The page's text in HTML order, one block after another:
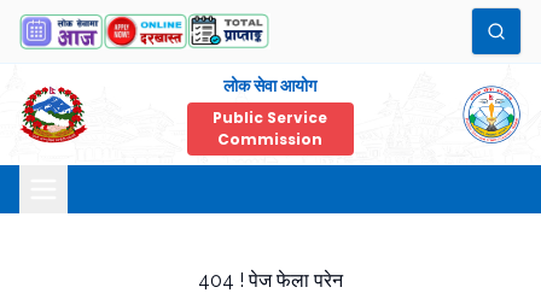
लोक सेवा आयोग
Public Service
Commission
404 ! पेज फेला परेन